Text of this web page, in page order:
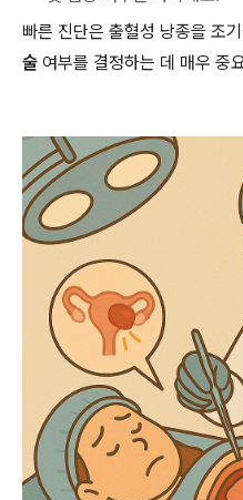
빠른 진단은 출혈성 낭종을 조
술 여부를 결정하는 데 매우 중